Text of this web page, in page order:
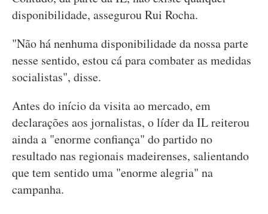
disponibilidade, assegurou Rui Rocha.
"Não há nenhuma disponibilidade da nossa parte
nesse sentido, estou cá para combater as medidas
socialistas", disse.
Antes do início da visita ao mercado, em
declarações aos jornalistas, o líder da IL reiterou
ainda a "enorme confiança" do partido no
resultado nas regionais madeirenses, salientando
que tem sentido uma "enorme alegria" na
campanha.